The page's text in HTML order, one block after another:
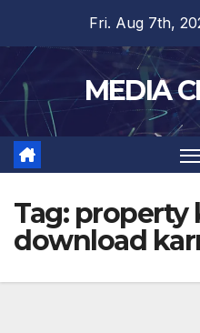
Fri. Aug 7th,
MEDIA
Tag: property
download